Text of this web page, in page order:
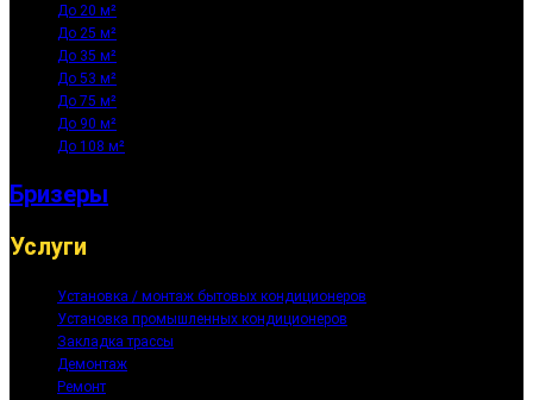
До 20 м²
До 25 м²
До 35 м²
До 53 м²
До 75 м²
До 90 м²
До 108 м²
Бризеры
Услуги
Установка / монтаж бытовых кондиционеров
Установка промышленных кондиционеров
Закладка трассы
Демонтаж
Ремонт